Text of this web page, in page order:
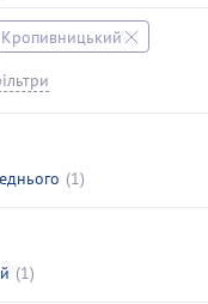
Кропивницький
(1)
(1)